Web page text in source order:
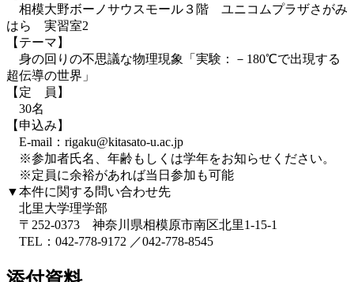
相模大野ボーノサウスモール３階 ユニコムプラザさがみ
はら 実習室2
【テーマ】
身の回りの不思議な物理現象「実験：－180℃で出現する
超伝導の世界」
【定 員】
30名
【申込み】
E-mail：rigaku@kitasato-u.ac.jp
※参加者氏名、年齢もしくは学年をお知らせください。
※定員に余裕があれば当日参加も可能
▼本件に関する問い合わせ先
北里大学理学部
〒252-0373 神奈川県相模原市南区北里1-15-1
TEL：042-778-9172 ／042-778-8545